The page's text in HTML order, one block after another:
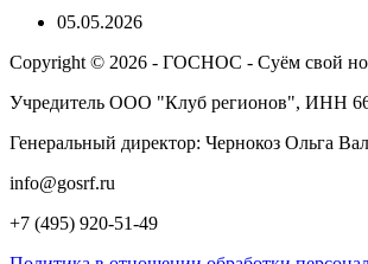
05.05.2026
Copyright © 2026 - ГОСНОС - Суём свой
Учредитель ООО "Клуб регионов", ИНН
Генеральный директор: Чернокоз Ольга
info@gosrf.ru
+7 (495) 920-51-49